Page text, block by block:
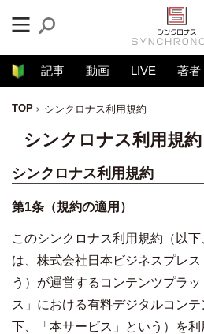
記事 動画 LIVE 著者
TOP シンクロナス利用規約
シンクロナス利用規約
シンクロナス利用規約
第1条（規約の適用）
このシンクロナス利用規約（以下
は、株式会社日本ビジネスプレ
う）が運営するコンテンツプラ
ス」における有料デジタルコン
下、「本サービス」という）を